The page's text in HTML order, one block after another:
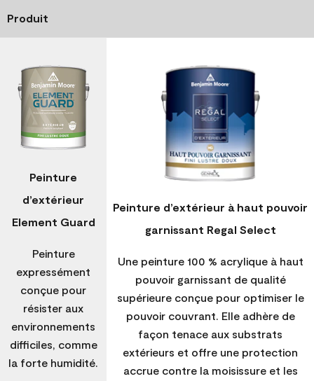
Produit
Peinture
d’extérieur
Element Guard
Peinture
expressément
conçue pour
résister aux
environnements
difficiles, comme
la forte humidité.
Peinture d’extérieur à haut pouvoir
garnissant Regal Select
Une peinture 100 % acrylique à haut
pouvoir garnissant de qualité
supérieure conçue pour optimiser le
pouvoir couvrant. Elle adhère de
façon tenace aux substrats
extérieurs et offre une protection
accrue contre la moisissure et les